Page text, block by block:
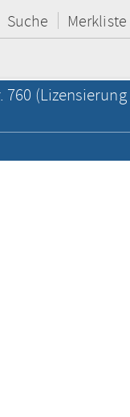
Suche Merkliste
760